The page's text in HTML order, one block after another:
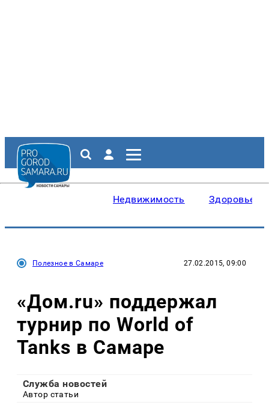
Недвижимость Здоровье
Полезное в Самаре 27.02.2015, 09:00
«Дом.ru» поддержал
турнир по World of
Tanks в Самаре
Служба новостей
Автор статьи